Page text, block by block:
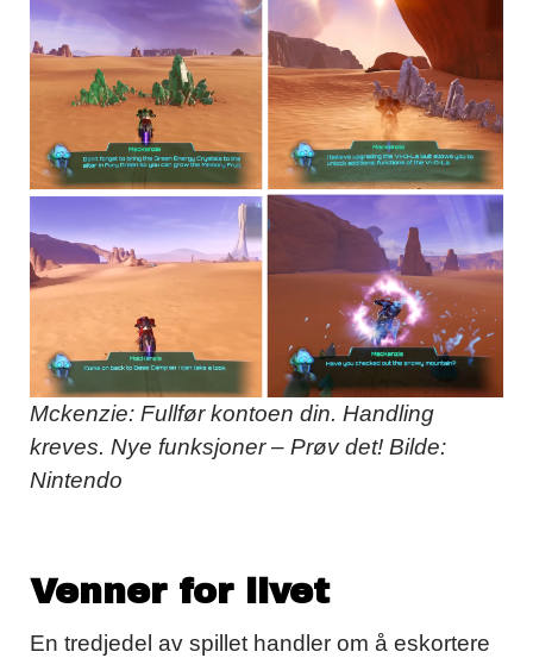
Mckenzie: Fullfør kontoen din. Handling
kreves. Nye funksjoner – Prøv det! Bilde:
Nintendo
Venner for livet
En tredjedel av spillet handler om å eskortere